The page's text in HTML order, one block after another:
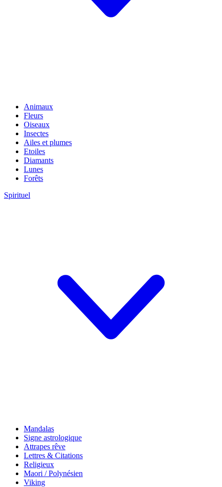
Animaux
Fleurs
Oiseaux
Insectes
Ailes et plumes
Etoiles
Diamants
Lunes
Forêts
Spirituel
Mandalas
Signe astrologique
Attrapes rêve
Lettres & Citations
Religieux
Maori / Polynésien
Viking